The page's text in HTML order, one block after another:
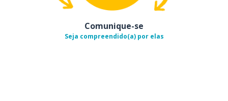
Comunique-se
Seja compreendido(a) por elas